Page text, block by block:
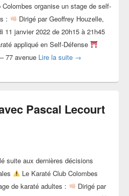
Colombes organise un stage de self-
:
Dirigé par Geoffrey Houzelle,
11 janvier 2022 de 20h15 à 21h45
appliqué en Self-Défense
77 avenue Lire la suite Stage avec
→
Pascal Lecourt
suite aux dernières décisions
Le Karaté Club Colombes
de karaté adultes :
Dirigé par